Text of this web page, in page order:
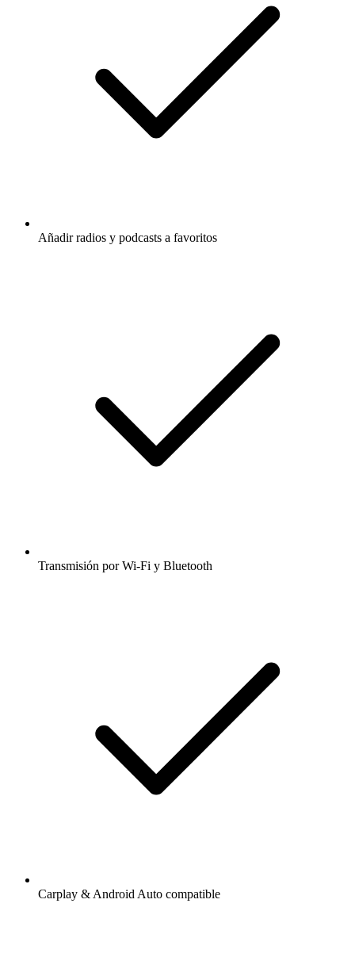
Añadir radios y podcasts a favoritos
Transmisión por Wi-Fi y Bluetooth
Carplay & Android Auto compatible